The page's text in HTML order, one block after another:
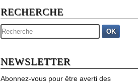
RECHERCHE
OK
NEWSLETTER
Abonnez-vous pour être averti des